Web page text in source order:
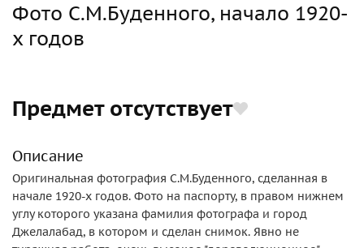
Фото С.М.Буденного, начало 1920-
х годов
Предмет отсутствует
Описание
Оригинальная фотография С.М.Буденного, сделанная в
начале 1920-х годов. Фото на паспорту, в правом нижнем
углу которого указана фамилия фотографа и город
Джелалабад, в котором и сделан снимок. Явно не